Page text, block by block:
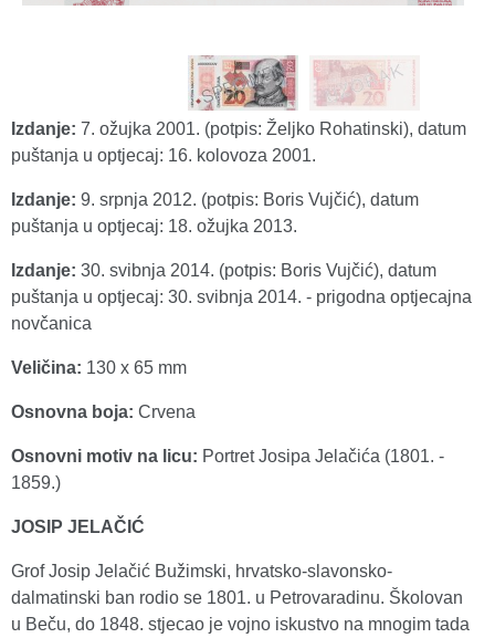
Izdanje: 7. ožujka 2001. (potpis: Željko Rohatinski), datum
puštanja u optjecaj: 16. kolovoza 2001.
Izdanje: 9. srpnja 2012. (potpis: Boris Vujčić), datum
puštanja u optjecaj: 18. ožujka 2013.
Izdanje: 30. svibnja 2014. (potpis: Boris Vujčić), datum
puštanja u optjecaj: 30. svibnja 2014. - prigodna optjecajna
novčanica
Veličina: 130 x 65 mm
Osnovna boja: Crvena
Osnovni motiv na licu: Portret Josipa Jelačića (1801. -
1859.)
JOSIP JELAČIĆ
Grof Josip Jelačić Bužimski, hrvatsko-slavonsko-
dalmatinski ban rodio se 1801. u Petrovaradinu. Školovan
u Beču, do 1848. stjecao je vojno iskustvo na mnogim tada